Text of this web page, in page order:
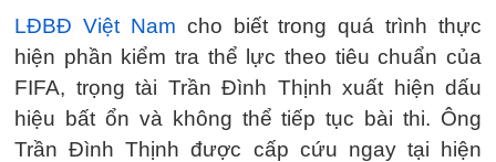
LĐBĐ Việt Nam cho biết trong quá trình thực
hiện phần kiểm tra thể lực theo tiêu chuẩn của
FIFA, trọng tài Trần Đình Thịnh xuất hiện dấu
hiệu bất ổn và không thể tiếp tục bài thi. Ông
Trần Đình Thịnh được cấp cứu ngay tại hiện